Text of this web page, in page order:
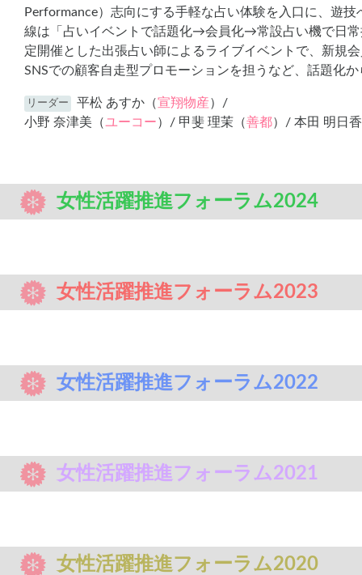
Performance）志向にする手軽な占い体験を入口に、遊
線は「占いイベントで話題化→会員化→常設占い機で日
定開催とした出張占い師によるライブイベントで、新規
SNSでの顧客自走型プロモーションを担うなど、話題化
リーダー 平松 あすか（宣翔物産）/
小野 奈津美（ユーコー）/ 甲斐 理茉（善都）/ 本田 明日
女性活躍推進フォーラム2024
女性活躍推進フォーラム2023
女性活躍推進フォーラム2022
女性活躍推進フォーラム2021
女性活躍推進フォーラム2020